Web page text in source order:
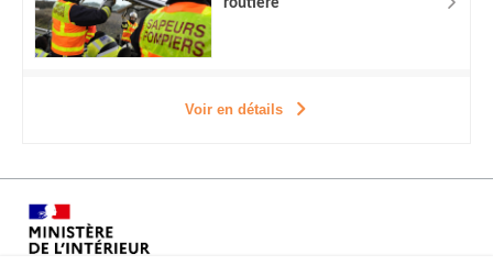
routière
Voir en détails